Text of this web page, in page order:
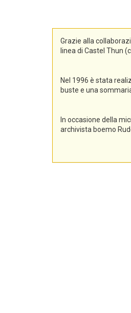
Grazie alla
linea di Castel Thun
Nel 1996 è stata
buste e una
In occasione della
archivista boemo